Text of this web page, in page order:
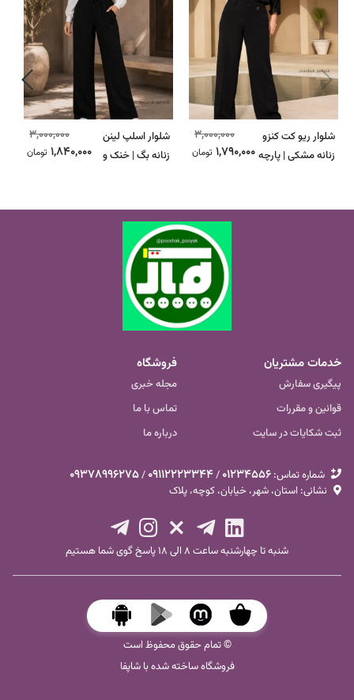
شلوار ریو کت کنزو
زنانه مشکی | پارچه
3,000,000
1,790,000 تومان
شلوار اسلپ لینن
زنانه بگ | خنک و
3,000,000
1,840,000 تومان
خدمات مشتریان
پیگیری سفارش
قوانین و مقررات
ثبت شکایات در سایت
فروشگاه
مجله خبری
تماس با ما
درباره ما
شماره تماس‌: 01234556
/
09112223344
/
09378996275
نشانی: استان، شهر، خیابان، کوچه، پلاک
شنبه تا چهارشنبه ساعت ۸ الی ۱۸ پاسخ گوی شما هستیم
© تمام حقوق محفوظ است
فروشگاه ساخته شده با شاپفا